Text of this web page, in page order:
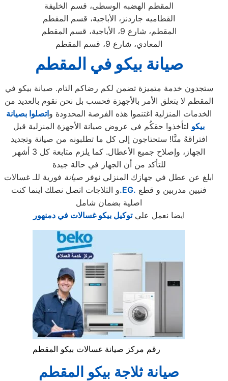
المقطم الهضبه الوسطى، قسم الخليفة
القطاميه جاردنز، الأباجية، قسم المقطم
المقطم، شارع 9، الأباجية، قسم المقطم
المعادي، شارع 9، قسم المقطم
صيانة بيكو في المقطم
ستجدون خدمة متميزة تضمن لكم رضاكم التام. صيانة بيكو في
المقطم لا يتعلق الأمر بالأجهزة فحسب بل نحن نقوم بالعديد من
الخدمات المنزلية اغتنموا هذه الفرصة المحدودة واتصلوا بصيانة
بيكو لتأخذوا حقكُم في عروض صيانة الأجهزة المنزلية قبل
افتراقهُ منَّا! ستحتاجون إلى كل ما تطلبونه من صيانة وتجديد
الجهاز، وإصلاح جميع الأعطال. كما يلزم متابعة كل 3 أشهر
للتأكد من أن الجهاز في حالة جيدة
ابلغ عن عطل في جهازك المنزلي نوفر صيانة فورية للـ غسالات
و الثلاجات اتصل نصلك اينما كنت.EG.
اصلية بضمان شامل
ايضا نعمل عليتوكيل بيكو غسالات في دمنهور
رقم مركز صيانة غسالات بيكو المقطم
صيانة ثلاجة بيكو المقطم